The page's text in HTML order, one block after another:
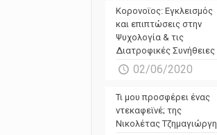
Κορονοϊος: Εγκλεισμός
και επιπτώσεις στην
Ψυχολογία & τις
Διατροφικές Συνήθειες
02/06/2020
Τι μου προσφέρει ένας
ντεκαφεϊνέ; της
Νικολέτας Τζημαγιώργη